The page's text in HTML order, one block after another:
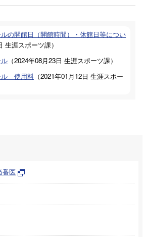
の開館日（開館時間）・休館日等につい
生涯スポーツ課）
（2024年08月23日 生涯スポーツ課）
ル 使用料 （2021年01月12日 生涯スポー
番医